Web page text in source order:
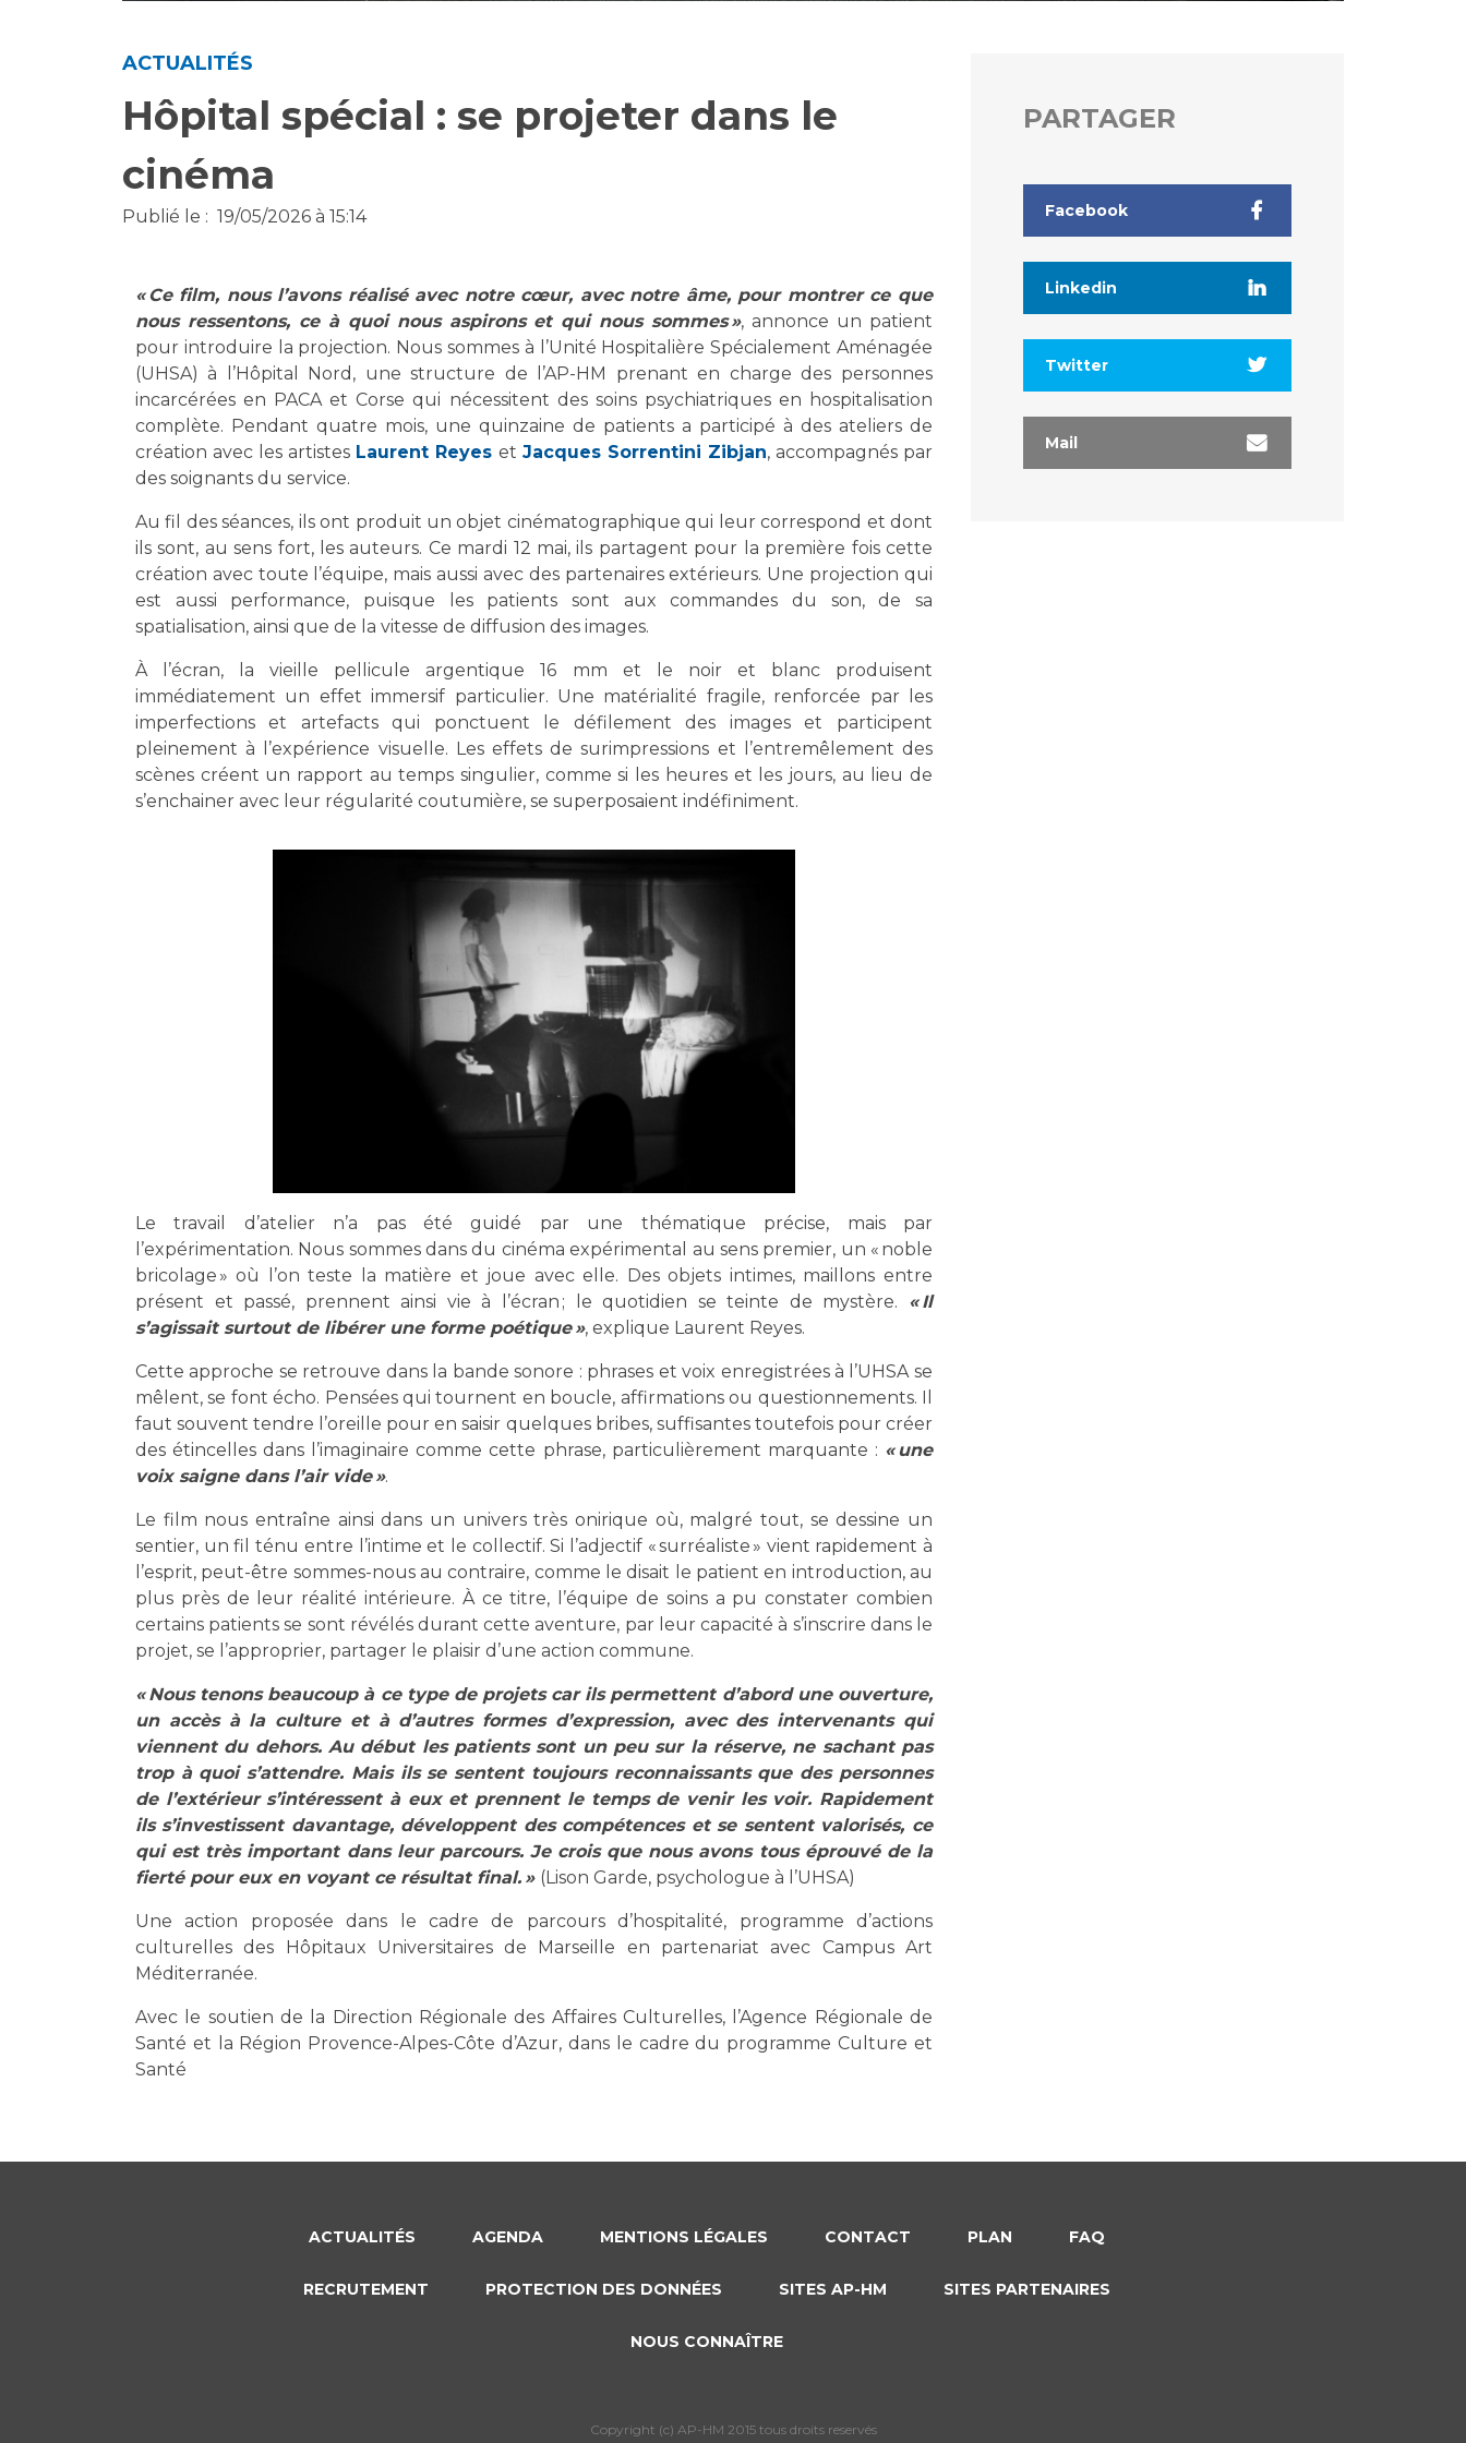
Laïcité et cultes
Livret d'accueil
Salon des familles
Transports sanitaires
Vos droits, vos devoirs
ACTUALITÉS
Hôpital spécial : se projeter dans le
cinéma
Publié le : 19/05/2026 à 15:14
« Ce film, nous l’avons réalisé avec notre cœur, avec notre âme, pour montrer ce que
nous ressentons, ce à quoi nous aspirons et qui nous sommes », annonce un patient
pour introduire la projection. Nous sommes à l’Unité Hospitalière Spécialement Aménagée
(UHSA) à l’Hôpital Nord, une structure de l’AP-HM prenant en charge des personnes
incarcérées en PACA et Corse qui nécessitent des soins psychiatriques en hospitalisation
complète. Pendant quatre mois, une quinzaine de patients a participé à des ateliers de
création avec les artistes Laurent Reyes et Jacques Sorrentini Zibjan, accompagnés par
des soignants du service.
Au fil des séances, ils ont produit un objet cinématographique qui leur correspond et dont
ils sont, au sens fort, les auteurs. Ce mardi 12 mai, ils partagent pour la première fois cette
création avec toute l’équipe, mais aussi avec des partenaires extérieurs. Une projection qui
est aussi performance, puisque les patients sont aux commandes du son, de sa
spatialisation, ainsi que de la vitesse de diffusion des images.
À l’écran, la vieille pellicule argentique 16 mm et le noir et blanc produisent
immédiatement un effet immersif particulier. Une matérialité fragile, renforcée par les
imperfections et artefacts qui ponctuent le défilement des images et participent
pleinement à l’expérience visuelle. Les effets de surimpressions et l’entremêlement des
scènes créent un rapport au temps singulier, comme si les heures et les jours, au lieu de
s’enchainer avec leur régularité coutumière, se superposaient indéfiniment.
Le travail d’atelier n’a pas été guidé par une thématique précise, mais par
l’expérimentation. Nous sommes dans du cinéma expérimental au sens premier, un « noble
bricolage » où l’on teste la matière et joue avec elle. Des objets intimes, maillons entre
présent et passé, prennent ainsi vie à l’écran ; le quotidien se teinte de mystère. « Il
s’agissait surtout de libérer une forme poétique », explique Laurent Reyes.
Cette approche se retrouve dans la bande sonore : phrases et voix enregistrées à l’UHSA se
mêlent, se font écho. Pensées qui tournent en boucle, affirmations ou questionnements. Il
faut souvent tendre l’oreille pour en saisir quelques bribes, suffisantes toutefois pour créer
des étincelles dans l’imaginaire comme cette phrase, particulièrement marquante : « une
voix saigne dans l’air vide ».
Le film nous entraîne ainsi dans un univers très onirique où, malgré tout, se dessine un
sentier, un fil ténu entre l’intime et le collectif. Si l’adjectif « surréaliste » vient rapidement à
l’esprit, peut-être sommes-nous au contraire, comme le disait le patient en introduction, au
plus près de leur réalité intérieure. À ce titre, l’équipe de soins a pu constater combien
certains patients se sont révélés durant cette aventure, par leur capacité à s’inscrire dans le
projet, se l’approprier, partager le plaisir d’une action commune.
« Nous tenons beaucoup à ce type de projets car ils permettent d’abord une ouverture,
un accès à la culture et à d’autres formes d’expression, avec des intervenants qui
viennent du dehors. Au début les patients sont un peu sur la réserve, ne sachant pas
trop à quoi s’attendre. Mais ils se sentent toujours reconnaissants que des personnes
de l’extérieur s’intéressent à eux et prennent le temps de venir les voir. Rapidement
ils s’investissent davantage, développent des compétences et se sentent valorisés, ce
qui est très important dans leur parcours. Je crois que nous avons tous éprouvé de la
fierté pour eux en voyant ce résultat final. » (Lison Garde, psychologue à l’UHSA)
Une action proposée dans le cadre de parcours d’hospitalité, programme d’actions
culturelles des Hôpitaux Universitaires de Marseille en partenariat avec Campus Art
Méditerranée.
Avec le soutien de la Direction Régionale des Affaires Culturelles, l’Agence Régionale de
Santé et la Région Provence-Alpes-Côte d’Azur, dans le cadre du programme Culture et
Santé
PARTAGER
Facebook
Linkedin
Twitter
Mail
ACTUALITÉS AGENDA MENTIONS LÉGALES CONTACT PLAN FAQ
RECRUTEMENT PROTECTION DES DONNÉES SITES AP-HM SITES PARTENAIRES
NOUS CONNAÎTRE
Copyright (c) AP-HM 2015 tous droits reservés